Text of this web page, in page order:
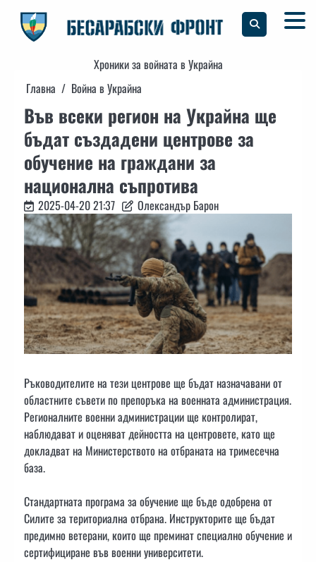
content
Хроники за войната в Украйна
Главна
Война в Украйна
Във всеки регион на Украйна ще
бъдат създадени центрове за
обучение на граждани за
национална съпротива
2025-04-20 21:37 Олександър Барон
Ръководителите на тези центрове ще бъдат назначавани от
областните съвети по препоръка на военната администрация.
Регионалните военни администрации ще контролират,
наблюдават и оценяват дейността на центровете, като ще
докладват на Министерството на отбраната на тримесечна
база.
Стандартната програма за обучение ще бъде одобрена от
Силите за териториална отбрана. Инструкторите ще бъдат
предимно ветерани, които ще преминат специално обучение и
сертифициране във военни университети.